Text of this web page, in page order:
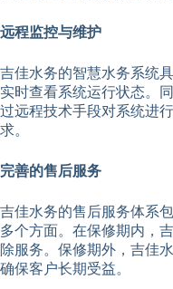
远程监控与维护
吉佳水务的智慧水务系统
实时查看系统运行状态。
过远程技术手段对系统进
求。
完善的售后服务
吉佳水务的售后服务体系
多个方面。在保修期内，
除服务。保修期外，吉佳
确保客户长期受益。